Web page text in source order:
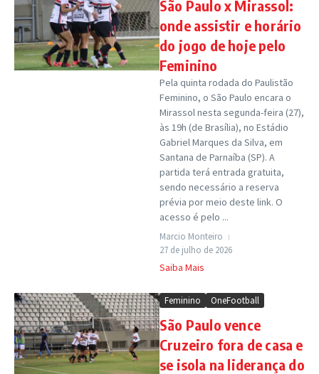
São Paulo x Mirassol:
onde assistir e horário
do jogo de hoje pelo
Feminino
Pela quinta rodada do Paulistão
Feminino, o São Paulo encara o
Mirassol nesta segunda-feira (27),
às 19h (de Brasília), no Estádio
Gabriel Marques da Silva, em
Santana de Parnaíba (SP). A
partida terá entrada gratuita,
sendo necessário a reserva
prévia por meio deste link. O
acesso é pelo ...
Marcio Monteiro
27 de julho de 2026
Saiba Mais
Feminino OneFootball
São Paulo vence
Cruzeiro fora de casa e
se isola na liderança do